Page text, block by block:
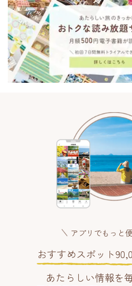
アプリでもっと
おすすめスポット
あたらしい情報を